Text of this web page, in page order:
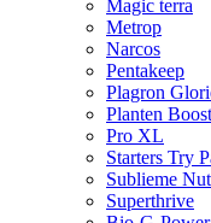
Magic terra
Metrop
Narcos
Pentakeep
Plagron
Planten
Pro XL
Starters Try
Sublieme
Superthrive